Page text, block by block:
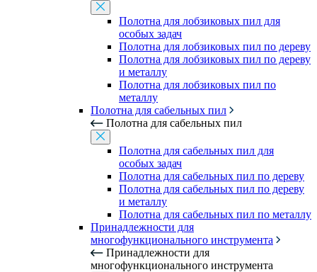
Полотна для лобзиковых пил для
особых задач
Полотна для лобзиковых пил по дереву
Полотна для лобзиковых пил по дереву
и металлу
Полотна для лобзиковых пил по
металлу
Полотна для сабельных пил
Полотна для сабельных пил
Полотна для сабельных пил для
особых задач
Полотна для сабельных пил по дереву
Полотна для сабельных пил по дереву
и металлу
Полотна для сабельных пил по металлу
Принадлежности для
многофункционального инструмента
Принадлежности для
многофункционального инструмента